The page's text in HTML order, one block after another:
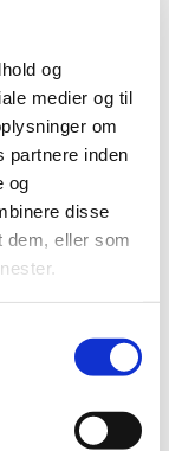
og
medier og til
om
partnere inden
og
disse
dem, eller som
Søndre
være ansat